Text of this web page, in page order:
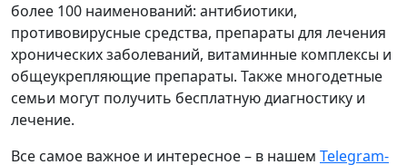
более 100 наименований: антибиотики,
противовирусные средства, препараты для лечения
хронических заболеваний, витаминные комплексы и
общеукрепляющие препараты. Также многодетные
семьи могут получить бесплатную диагностику и
лечение.
Все самое важное и интересное – в нашем Telegram-